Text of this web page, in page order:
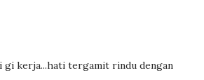
gi kerja...hati tergamit rindu dengan